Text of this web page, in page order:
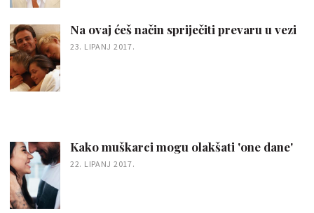
Na ovaj ćeš način spriječiti prevaru u vezi
23. LIPANJ 2017.
Kako muškarci mogu olakšati 'one dane'
22. LIPANJ 2017.